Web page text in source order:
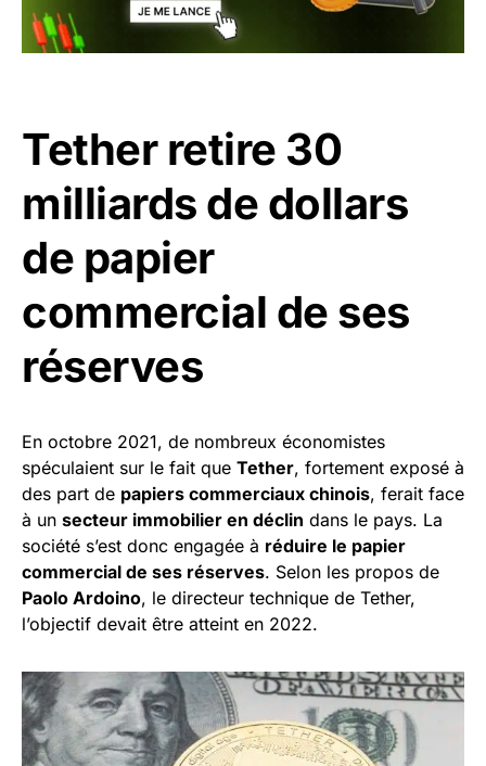
Tether retire 30
milliards de dollars
de papier
commercial de ses
réserves
En octobre 2021, de nombreux économistes
spéculaient sur le fait que Tether, fortement exposé à
des part de papiers commerciaux chinois, ferait face
à un secteur immobilier en déclin dans le pays. La
société s’est donc engagée à réduire le papier
commercial de ses réserves. Selon les propos de
Paolo Ardoino, le directeur technique de Tether,
l’objectif devait être atteint en 2022.